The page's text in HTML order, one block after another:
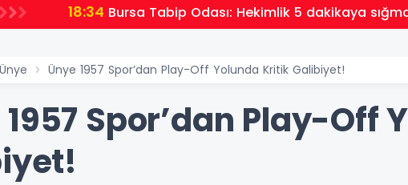
18:34 Bursa Tabip Odası: Hekimlik 5 dakikaya
Ünye Ünye 1957 Spor’dan Play-Off Yolunda Kritik Galibiyet!
1957 Spor’dan Play-Off